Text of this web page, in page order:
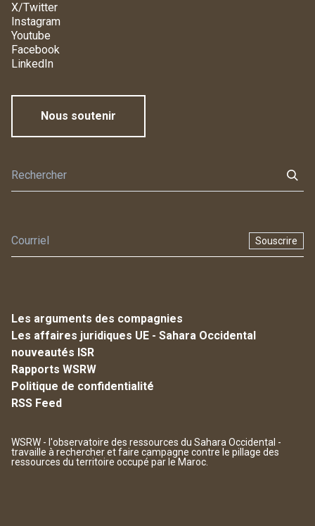
X/Twitter
Instagram
Youtube
Facebook
LinkedIn
Nous soutenir
Souscrire
Les arguments des compagnies
Les affaires juridiques UE - Sahara Occidental
nouveautés ISR
Rapports WSRW
Politique de confidentialité
RSS Feed
WSRW - l'observatoire des ressources du Sahara Occidental -
travaille à rechercher et faire campagne contre le pillage des
ressources du territoire occupé par le Maroc.